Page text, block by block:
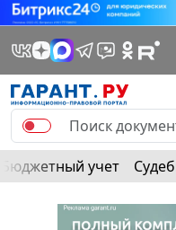
Бюджетный учет